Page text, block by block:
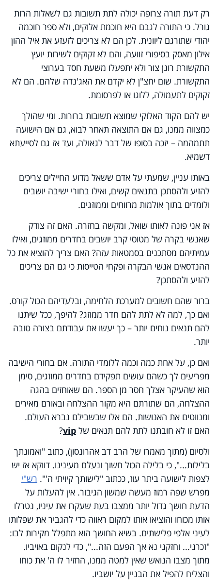
רק דעת תורה צרופה יכולה לתת תשובות גם לשאלות הרות
גורל. כי התורה לגבם היא חוכמת אלוקים, ולא ספר חוכמה
יהודי שתורגם ליוונית. לכן הם לא צריכים לזעזע את איל ההון
אילון מאסק בסיפורי זוועה, והם לא זקוקים לשירות יועץ
התקשורת רונן צור ולא יתפעלו משעת חסד בערוצי
התקשורת. שום יחצ"ן לא יקדם את האג'נדה שלהם. הם לא
זקוקים לתעמולה, ללוגו או לפרסומת.
יש להם הקוד האלוקי שמוצא תשובות ברורות. ומי שהולך
כמצווה ממנו, גם אם התוצאה תאחר לבוא, גם אם הישועה
תתמהמה – יזכה בסופו של דבר לגאולה, ועד אז גם לסייעתא
דשמיא.
באותו עניין, שמעתי על אדם ששאל מדוע החיילים צריכים
להזיע ולהסתכן בתנאים קשים, ואילו בחורי ישיבה יושבים
ולומדים בתוך אולמות מרווחים וממוזגים.
אז אני פונה לאותו שואל, ומקשה בחזרה. האם זה צודק
שאנשי בקרה של מטוסי קרב יושבים בחדרים ממוזגים, ואילו
עמיתיהם מסתכנים בסמטאות עזה? האם צריך להוציא את כל
ההנדסאים אנשי הבקרה ופקחי הטייסות כי גם הם צריכים
להזיע ולהסתכן?
ברור שהם חשובים למערכת הלחימה, ובלעדיהם הכול קורס.
ואם כך, למה לא לתת להם חדר ממוזג? להיפך, ככל שיתנו
להם תנאים נוחים יותר – כך יעשו את עבודתם בצורה טובה
יותר.
ואם כן, על אחת כמה וכמה ללומדי התורה. אם בחורי הישיבה
מפריעים לך כשהם עושים תפקידם בחדרים ממוזגים, סימן
הוא שהעיקר אצלך חסר מן הספר. הם שאוחזים בהגה
ההצלחה, הם שתורתם היא מקור ההצלחה ובאורם מאירים
ומנווטים את האנושות. הם אלו שבשבילם נברא העולם.
האם זו לא חובתנו לתת להם תנאים של vip
?
ולסיום (מתוך מאמרו של הרב דב אהרונסון), כתוב "ואמונתך
בלילות...", כי בלילה הכול חשוך ונעלם מעינינו. דווקא אז יש
לצפות לישועה ביתר עוז, ככתוב "לישותך קיויתי ה'". רש"י
מפרש שפה רמוז מעשה שמשון הגיבור. אין להעלות על
הדעת חושך גדול יותר ממצבו בעת שעקרו את עיניו, נטרלו
אותו מכוחו והוציאו אותו למקום ראווה כדי להגביר את שפלותו
לעיני אלפי פלישתים. בשיא החושך הוא מתפלל מקירות לבו:
"זכרני... וחזקני נא אך הפעם הזה...", כדי לנקום באויביו.
מתוך מצבו הנואש שאין למטה ממנו, החזיר לו ה' את כוחו
והצליח להפיל את הבניין על יושביו.